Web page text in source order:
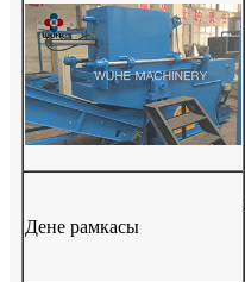
Дене рамкасы